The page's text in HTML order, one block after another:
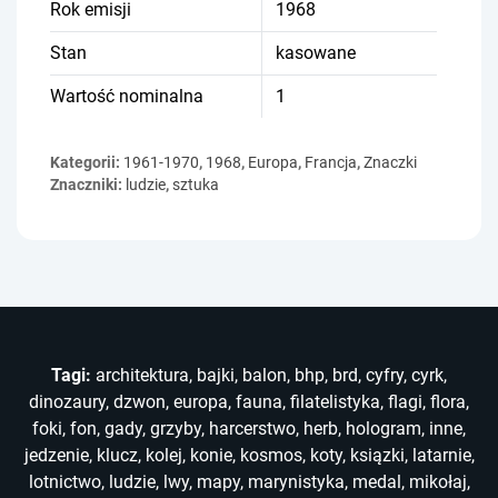
Rok emisji 1968
Stan kasowane
Wartość nominalna 1
Kategorii: 1961-1970, 1968, Europa, Francja,Znaczki
Znaczniki: ludzie,sztuka
Tagi: architektura, bajki, balon, bhp, brd, cyfry, cyrk,
dinozaury, dzwon, europa, fauna, filatelistyka, flagi, flora,
foki, fon, gady, grzyby, harcerstwo, herb, hologram, inne,
jedzenie, klucz, kolej, konie, kosmos, koty, ksiązki, latarnie,
lotnictwo, ludzie, lwy, mapy, marynistyka, medal , mikołaj,